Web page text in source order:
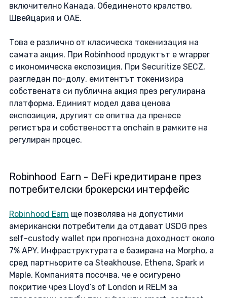
включително Канада, Обединеното кралство,
Швейцария и ОАЕ.
Това е различно от класическа токенизация на
самата акция. При Robinhood продуктът е wrapper
с икономическа експозиция. При Securitize SECZ,
разгледан по-долу, емитентът токенизира
собствената си публична акция през регулирана
платформа. Единият модел дава ценова
експозиция, другият се опитва да пренесе
регистъра и собствеността onchain в рамките на
регулиран процес.
Robinhood Earn - DeFi кредитиране през
потребителски брокерски интерфейс
Robinhood Earn ще позволява на допустими
американски потребители да отдават USDG през
self-custody wallet при прогнозна доходност около
7% APY. Инфраструктурата е базирана на Morpho, а
сред партньорите са Steakhouse, Ethena, Spark и
Maple. Компанията посочва, че е осигурено
покритие чрез Lloyd’s of London и RELM за